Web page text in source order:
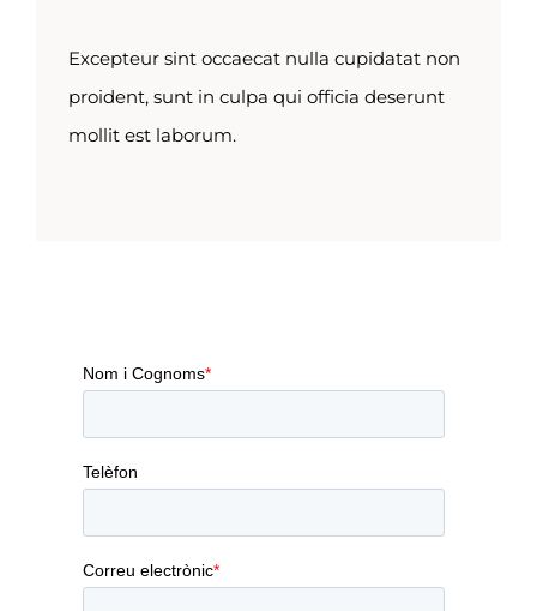
Excepteur sint occaecat nulla cupidatat non
proident, sunt in culpa qui officia deserunt
mollit est laborum.